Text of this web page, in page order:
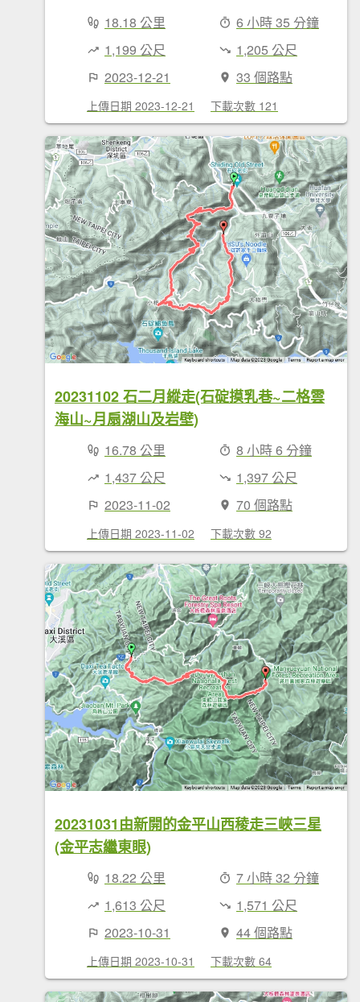
18.18 公里
6 小時 35 分鐘
1,199 公尺
1,205 公尺
2023-12-21
33 個路點
上傳日期 2023-12-21 下載次數 121
20231102 石二月縱走(石碇摸乳巷~二格雲
海山~月扇湖山及岩壁)
16.78 公里
8 小時 6 分鐘
1,437 公尺
1,397 公尺
2023-11-02
70 個路點
上傳日期 2023-11-02 下載次數 92
20231031由新開的金平山西稜走三峽三星
(金平志繼東眼)
18.22 公里
7 小時 32 分鐘
1,613 公尺
1,571 公尺
2023-10-31
44 個路點
上傳日期 2023-10-31 下載次數 64